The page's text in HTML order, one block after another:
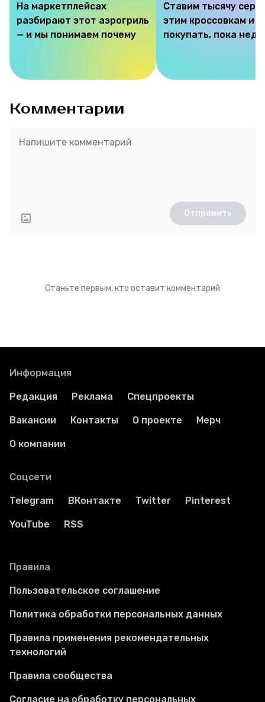
На маркетплейсах
разбирают этот аэрогриль
— и мы понимаем почему
Ставим тысячу
этим кроссовкам и
покупать, пока
Комментарии
Отправить
Станьте первым, кто оставит комментарий
Информация
Редакция Реклама Спецпроекты
Вакансии Контакты О проекте Мерч
О компании
Соцсети
Telegram ВКонтакте Twitter Pinterest
YouTube RSS
Правила
Пользовательское соглашение
Политика обработки персональных данных
Правила применения рекомендательных
технологий
Правила сообщества
Согласие на обработку персональных